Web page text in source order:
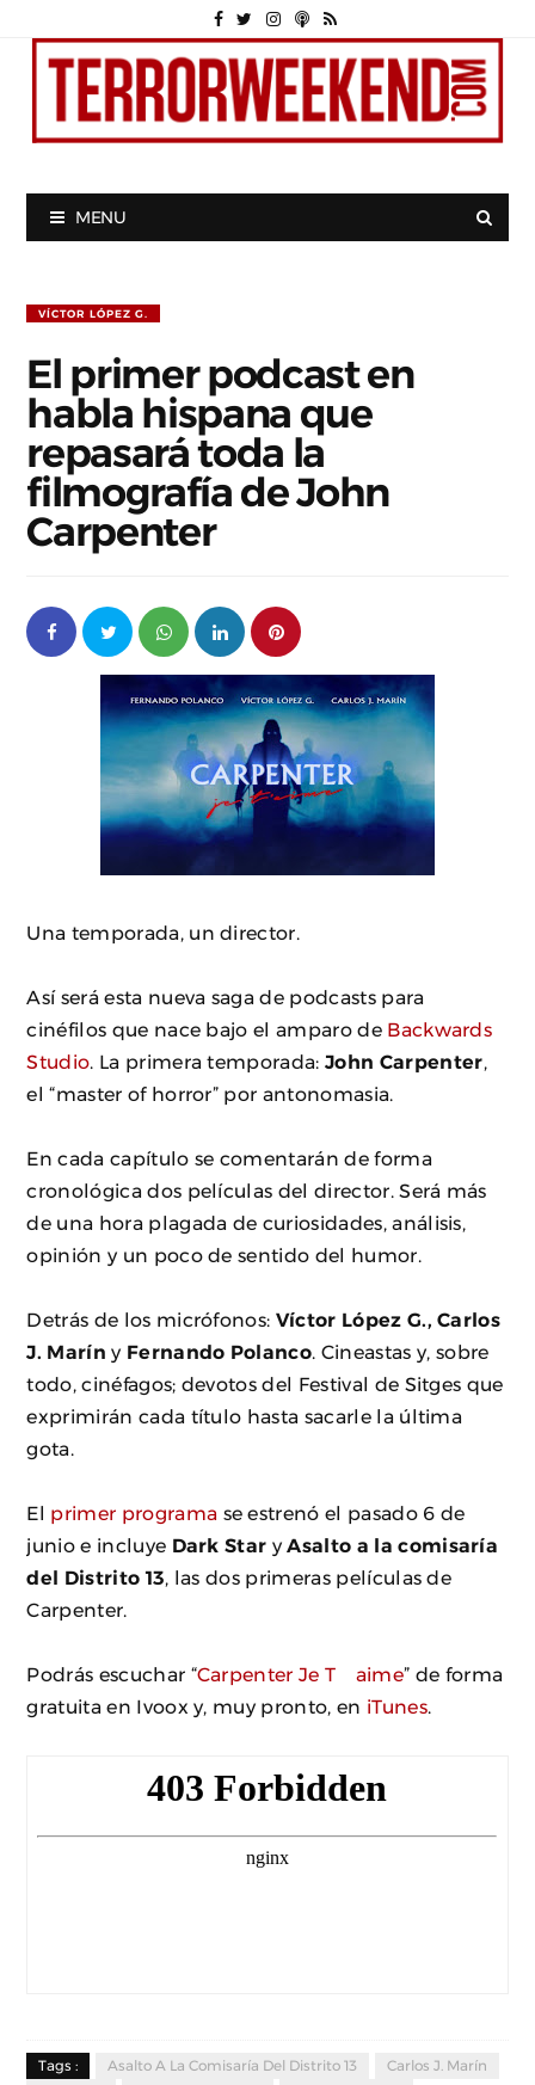
MENU
VÍCTOR LÓPEZ G.
El primer podcast en
habla hispana que
repasará toda la
filmografía de John
Carpenter
Una temporada, un director.
Así será esta nueva saga de podcasts para
cinéfilos que nace bajo el amparo de Backwards
Studio . La primera temporada:John Carpenter
el “master of horror” por antonomasia.
En cada capítulo se comentarán de forma
cronológica dos películas del director. Será más
de una hora plagada de curiosidades, análisis,
opinión y un poco de sentido del humor.
Detrás de los micrófonos: Víctor López G., Carlos
J. Marín y Fernando Polanco . Cineastas y, sobre
todo, cinéfagos; devotos del Festival de Sitges que
exprimirán cada título hasta sacarle la última
gota.
El primer programa se estrenó el pasado 6 de
junio e incluye Dark Star y Asalto a la comisaría
del Distrito 13 , las dos primeras películas de
Carpenter.
Podrás escuchar “Carpenter Je T´aime” de forma
gratuita en Ivoox y, muy pronto, en iTunes.
Tags : Asalto A La Comisaría Del Distrito 13
Carlos J. Marín